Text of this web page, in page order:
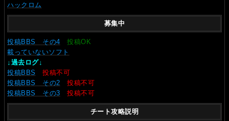
ハックロム
募集中
投稿BBS その4
投稿OK
載っていないソフト
↓過去ログ↓
投稿BBS
投稿不可
投稿BBS その2
投稿不可
投稿BBS その3
投稿不可
チート攻略説明